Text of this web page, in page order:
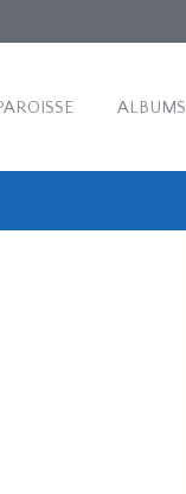
ALBUMS